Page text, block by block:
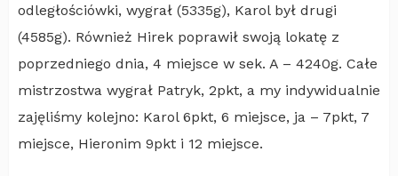
odległościówki, wygrał (5335g), Karol był drugi
(4585g). Również Hirek poprawił swoją lokatę z
poprzedniego dnia, 4 miejsce w sek. A – 4240g. Całe
mistrzostwa wygrał Patryk, 2pkt, a my indywidualnie
zajęliśmy kolejno: Karol 6pkt, 6 miejsce, ja – 7pkt, 7
miejsce, Hieronim 9pkt i 12 miejsce.